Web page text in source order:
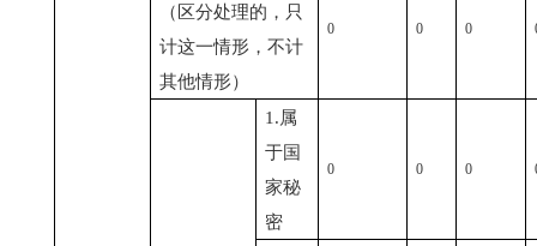
（区分处理的，只
计这一情形，不计
其他情形）
0 0 0
1.属
于国
家秘
密
0 0 0